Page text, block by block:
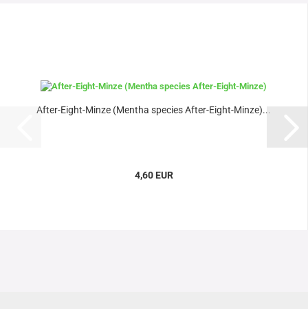
After-Eight-Minze (Mentha species After-Eight-Minze)...
4,60 EUR